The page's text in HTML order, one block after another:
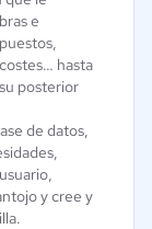
e
hasta
posterior
de datos,
y cree y